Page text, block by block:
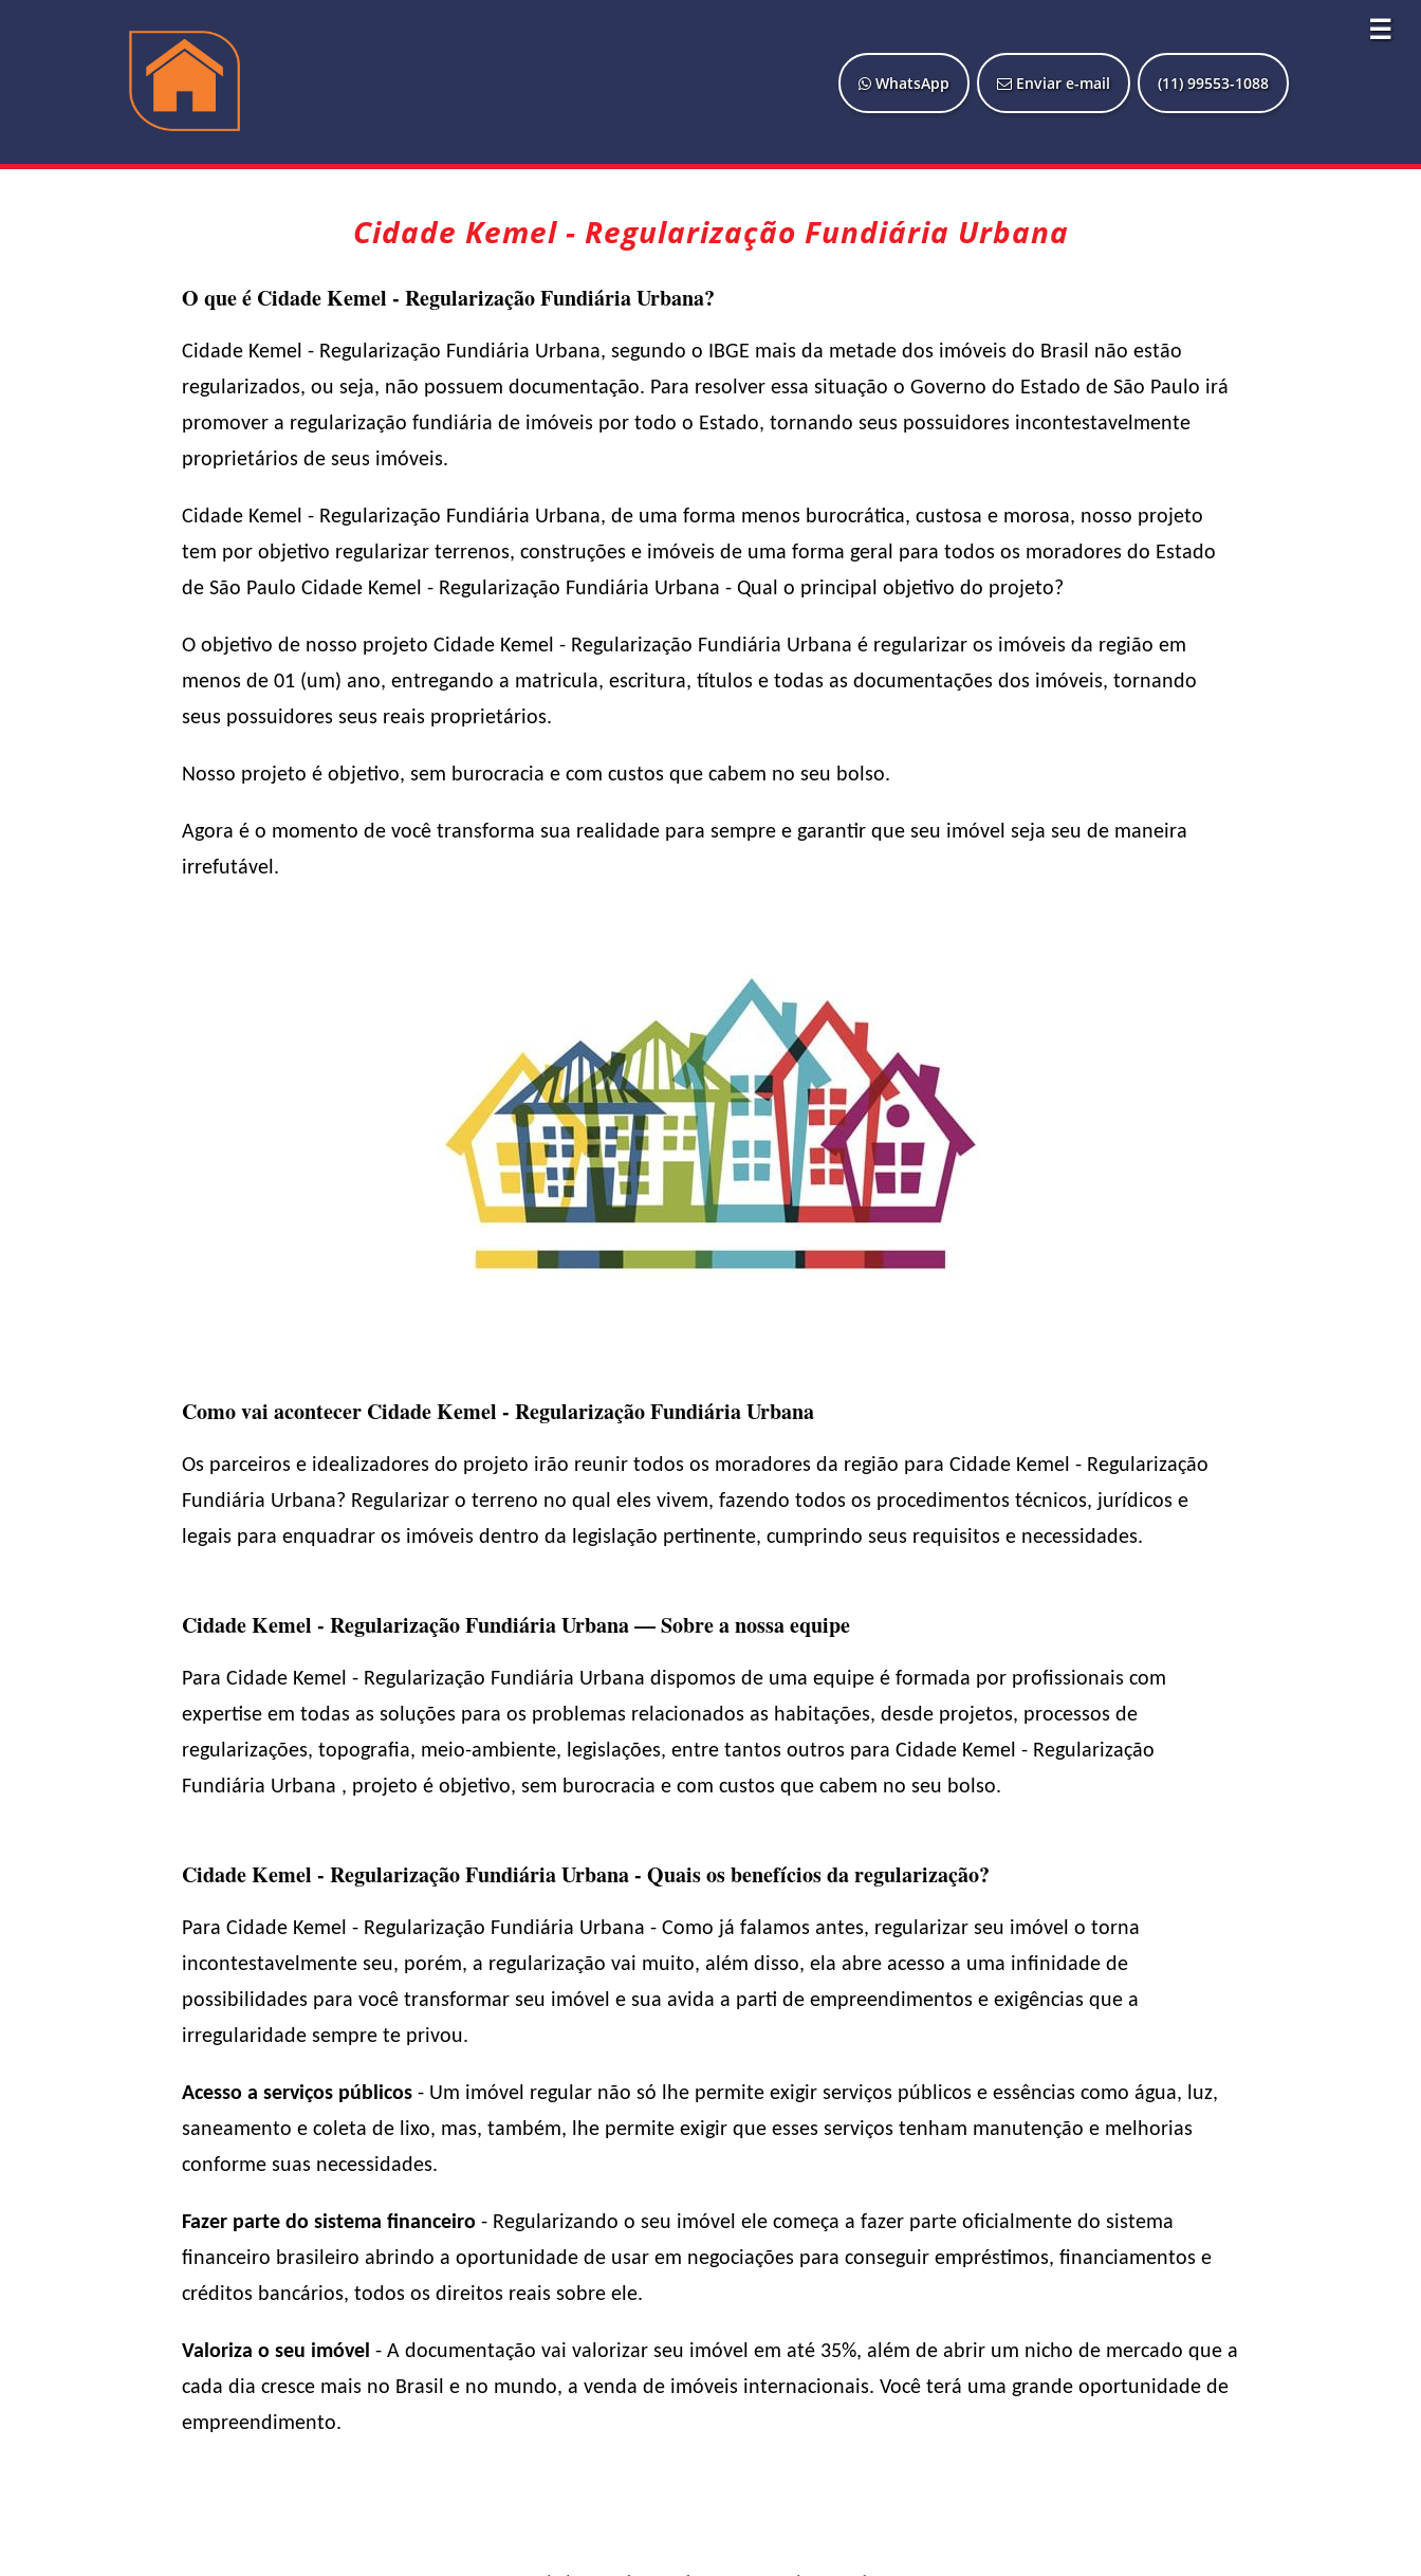
☰
WhatsApp Enviar e-mail (11) 99553-1088
Cidade Kemel - Regularização Fundiária Urbana
O que é Cidade Kemel - Regularização Fundiária Urbana?
Cidade Kemel - Regularização Fundiária Urbana, segundo o IBGE mais da metade dos imóveis do Brasil não estão
regularizados, ou seja, não possuem documentação. Para resolver essa situação o Governo do Estado de São Paulo irá
promover a regularização fundiária de imóveis por todo o Estado, tornando seus possuidores incontestavelmente
proprietários de seus imóveis.
Cidade Kemel - Regularização Fundiária Urbana, de uma forma menos burocrática, custosa e morosa, nosso projeto
tem por objetivo regularizar terrenos, construções e imóveis de uma forma geral para todos os moradores do Estado
de São Paulo Cidade Kemel - Regularização Fundiária Urbana - Qual o principal objetivo do projeto?
O objetivo de nosso projeto Cidade Kemel - Regularização Fundiária Urbana é regularizar os imóveis da região em
menos de 01 (um) ano, entregando a matricula, escritura, títulos e todas as documentações dos imóveis, tornando
seus possuidores seus reais proprietários.
Nosso projeto é objetivo, sem burocracia e com custos que cabem no seu bolso.
Agora é o momento de você transforma sua realidade para sempre e garantir que seu imóvel seja seu de maneira
irrefutável.
Como vai acontecer Cidade Kemel - Regularização Fundiária Urbana
Os parceiros e idealizadores do projeto irão reunir todos os moradores da região para Cidade Kemel - Regularização
Fundiária Urbana? Regularizar o terreno no qual eles vivem, fazendo todos os procedimentos técnicos, jurídicos e
legais para enquadrar os imóveis dentro da legislação pertinente, cumprindo seus requisitos e necessidades.
Cidade Kemel - Regularização Fundiária Urbana — Sobre a nossa equipe
Para Cidade Kemel - Regularização Fundiária Urbana dispomos de uma equipe é formada por profissionais com
expertise em todas as soluções para os problemas relacionados as habitações, desde projetos, processos de
regularizações, topografia, meio-ambiente, legislações, entre tantos outros para Cidade Kemel - Regularização
Fundiária Urbana , projeto é objetivo, sem burocracia e com custos que cabem no seu bolso.
Cidade Kemel - Regularização Fundiária Urbana - Quais os benefícios da regularização?
Para Cidade Kemel - Regularização Fundiária Urbana - Como já falamos antes, regularizar seu imóvel o torna
incontestavelmente seu, porém, a regularização vai muito, além disso, ela abre acesso a uma infinidade de
possibilidades para você transformar seu imóvel e sua avida a parti de empreendimentos e exigências que a
irregularidade sempre te privou.
Acesso a serviços públicos - Um imóvel regular não só lhe permite exigir serviços públicos e essências como água, luz,
saneamento e coleta de lixo, mas, também, lhe permite exigir que esses serviços tenham manutenção e melhorias
conforme suas necessidades.
Fazer parte do sistema financeiro - Regularizando o seu imóvel ele começa a fazer parte oficialmente do sistema
financeiro brasileiro abrindo a oportunidade de usar em negociações para conseguir empréstimos, financiamentos e
créditos bancários, todos os direitos reais sobre ele.
Valoriza o seu imóvel - A documentação vai valorizar seu imóvel em até 35%, além de abrir um nicho de mercado que a
cada dia cresce mais no Brasil e no mundo, a venda de imóveis internacionais. Você terá uma grande oportunidade de
empreendimento.